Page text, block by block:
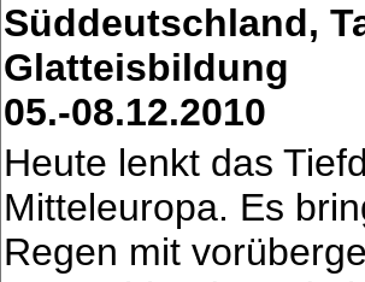
Süddeutschland,
Glatteisbildung
05.-08.12.2010
Heute lenkt das
Mitteleuropa. Es
Regen mit